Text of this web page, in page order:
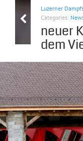
Luzerner
Categories:
neuer
dem